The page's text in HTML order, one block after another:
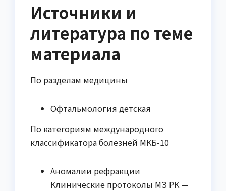
Источники и
литература по теме
материала
По разделам медицины
Офтальмология детская
По категориям международного
классификатора болезней МКБ-10
Аномалии рефракции
Клинические протоколы МЗ РК —